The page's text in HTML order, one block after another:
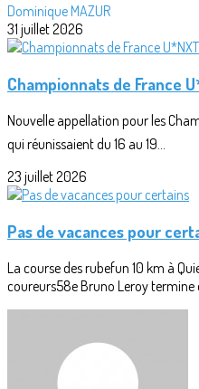
Dominique MAZUR
31 juillet 2026
Championnats de France
Nouvelle appellation pour les
qui réunissaient du 16 au 19...
23 juillet 2026
Pas de vacances pour
La course des rubefun 10 km à
coureurs58e Bruno Leroy termine